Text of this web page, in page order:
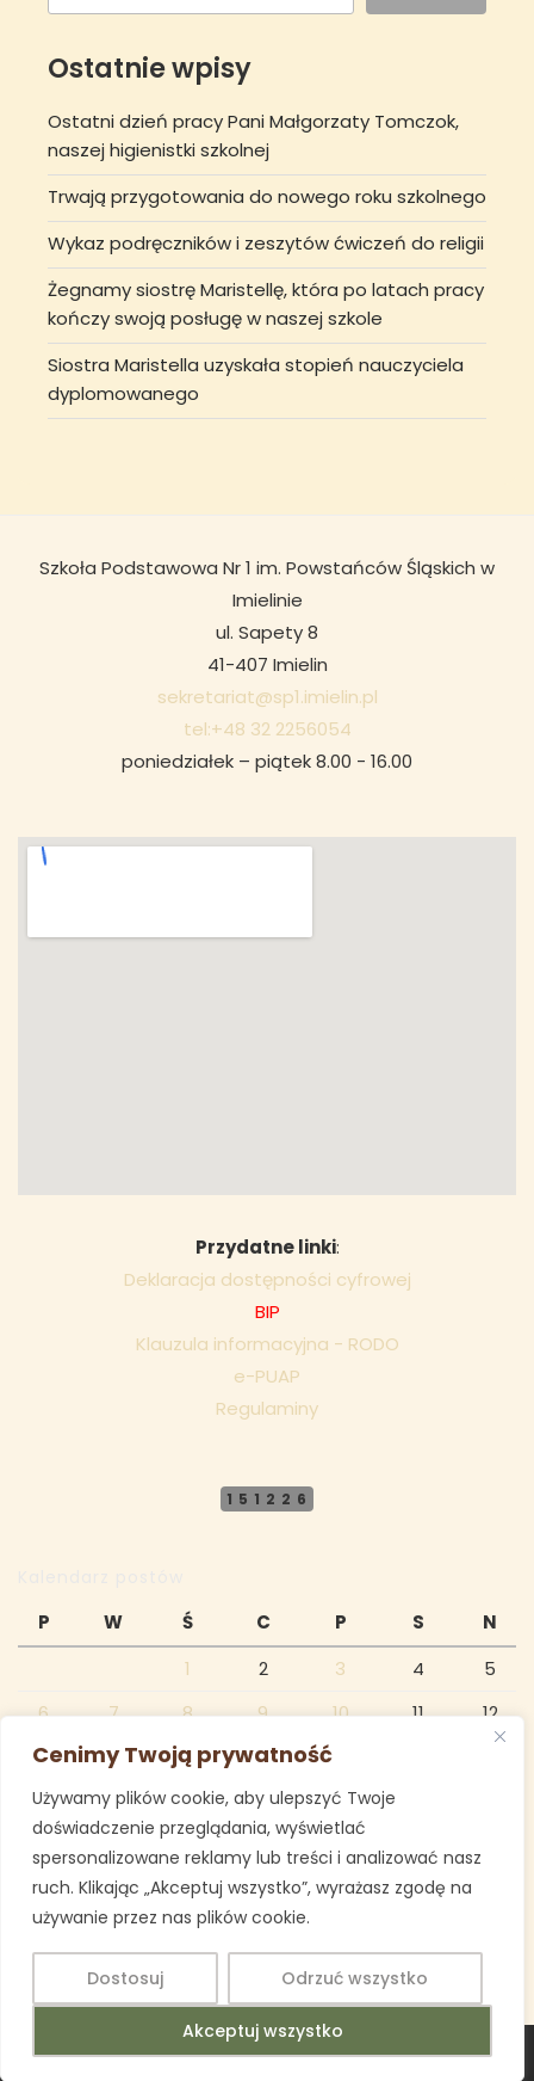
Cenimy Twoją prywatność
Używamy plików cookie, aby ulepszyć Twoje
doświadczenie przeglądania, wyświetlać
spersonalizowane reklamy lub treści i analizować nasz
ruch. Klikając „Akceptuj wszystko”, wyrażasz zgodę na
używanie przez nas plików cookie.
Dostosuj Odrzuć wszystko
Akceptuj wszystko
Ostatnie wpisy
Ostatni dzień pracy Pani Małgorzaty Tomczok,
naszej higienistki szkolnej
Trwają przygotowania do nowego roku szkolnego
Wykaz podręczników i zeszytów ćwiczeń do religii
Żegnamy siostrę Maristellę, która po latach pracy
kończy swoją posługę w naszej szkole
Siostra Maristella uzyskała stopień nauczyciela
dyplomowanego
Szkoła Podstawowa Nr 1 im. Powstańców Śląskich w
Imielinie
ul. Sapety 8
41-407 Imielin
sekretariat@sp1.imielin.pl
tel:+48 32 2256054
poniedziałek – piątek 8.00 - 16.00
Przydatne linki:
Deklaracja dostępności cyfrowej
BIP
Klauzula informacyjna - RODO
e-PUAP
Regulaminy
151226
wrzesień 2021
P W Ś C P S
N
1
2 3 4
5
6
7 8 9 10 11
12
13
14 15 16 17
20
21 22 23 24
28 29 30
Education WordPress ThemeCopyright 2025 Imielin SP 1